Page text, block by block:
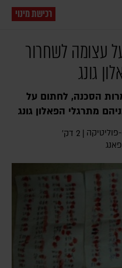
רכישת מינוי
על עצומה לשחרור
גונג
הסכנה, לחתום על
מתרגלי הפאלון גונג
פוליטיקה | 2 דק׳